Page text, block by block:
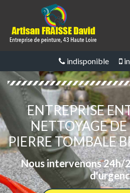
indisponible
ENTREPRISE
NETTOYAGE
PIERRE TOMBALE
Nous intervenons 24h/